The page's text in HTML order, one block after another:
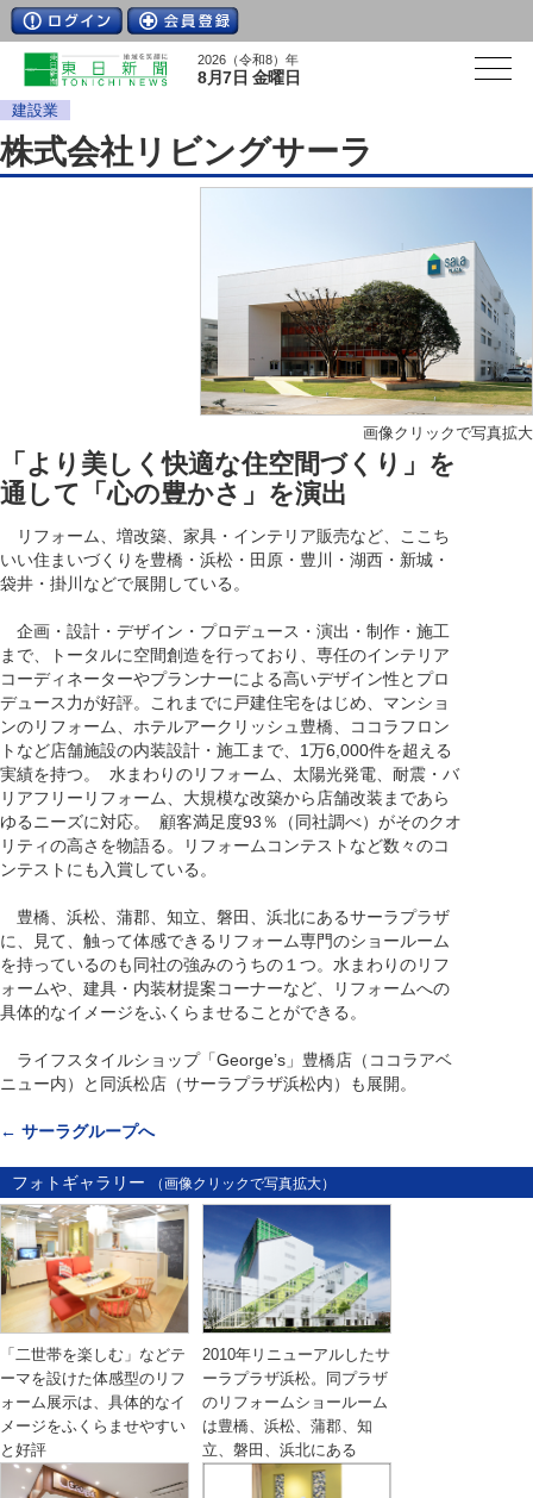
2026（令和8）年
8月7日 金曜日
建設業
株式会社リビングサーラ
画像クリックで写真拡大
「より美しく快適な住空間づくり」を
通して「心の豊かさ」を演出
リフォーム、増改築、家具・インテリア販売など、ここち
いい住まいづくりを豊橋・浜松・田原・豊川・湖西・新城・
袋井・掛川などで展開している。
企画・設計・デザイン・プロデュース・演出・制作・施工
まで、トータルに空間創造を行っており、専任のインテリア
コーディネーターやプランナーによる高いデザイン性とプロ
デュース力が好評。これまでに戸建住宅をはじめ、マンショ
ンのリフォーム、ホテルアークリッシュ豊橋、ココラフロン
トなど店舗施設の内装設計・施工まで、1万6,000件を超える
実績を持つ。 水まわりのリフォーム、太陽光発電、耐震・バ
リアフリーリフォーム、大規模な改築から店舗改装まであら
ゆるニーズに対応。 顧客満足度93％（同社調べ）がそのクオ
リティの高さを物語る。リフォームコンテストなど数々のコ
ンテストにも入賞している。
豊橋、浜松、蒲郡、知立、磐田、浜北にあるサーラプラザ
に、見て、触って体感できるリフォーム専門のショールーム
を持っているのも同社の強みのうちの１つ。水まわりのリフ
ォームや、建具・内装材提案コーナーなど、リフォームへの
具体的なイメージをふくらませることができる。
ライフスタイルショップ「George’s」豊橋店（ココラアベ
ニュー内）と同浜松店（サーラプラザ浜松内）も展開。
← サーラグループへ
フォトギャラリー （画像クリックで写真拡大）
「二世帯を楽しむ」などテ
ーマを設けた体感型のリフ
ォーム展示は、具体的なイ
メージをふくらませやすい
と好評
2010年リニューアルしたサ
ーラプラザ浜松。同プラザ
のリフォームショールーム
は豊橋、浜松、蒲郡、知
立、磐田、浜北にある